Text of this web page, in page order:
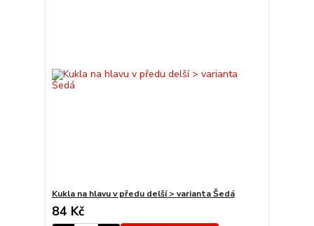
Kukla na hlavu v předu delší > varianta Šedá
84 Kč